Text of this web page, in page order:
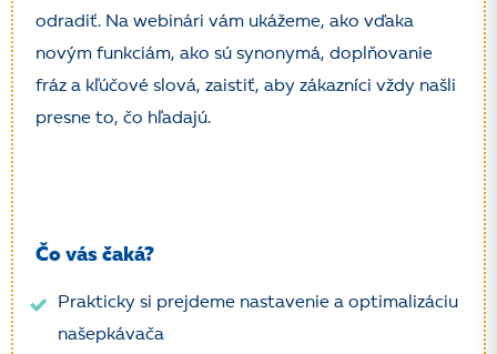
odradiť. Na webinári vám ukážeme, ako vďaka
novým funkciám, ako sú synonymá, doplňovanie
fráz a kľúčové slová, zaistiť, aby zákazníci vždy našli
presne to, čo hľadajú.
Čo vás čaká?
Prakticky si prejdeme nastavenie a optimalizáciu
našepkávača